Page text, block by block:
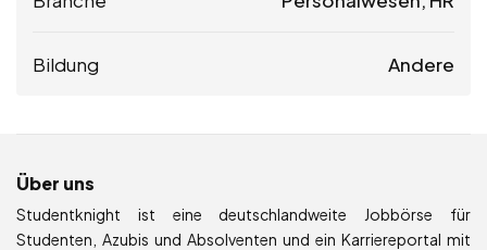
Bildung Andere
Über uns
Studentknight ist eine deutschlandweite Jobbörse für
Studenten, Azubis und Absolventen und ein Karriereportal mit